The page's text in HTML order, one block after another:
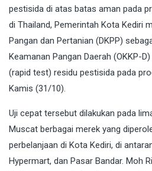
pestisida di atas batas aman pada
di Thailand, Pemerintah Kota Kediri
Pangan dan Pertanian (DKPP)
Keamanan Pangan Daerah (OKKP-
(rapid test) residu pestisida pada
Kamis (31/10).
Uji cepat tersebut dilakukan pada
Muscat berbagai merek yang
perbelanjaan di Kota Kediri, di
Hypermart, dan Pasar Bandar. Moh